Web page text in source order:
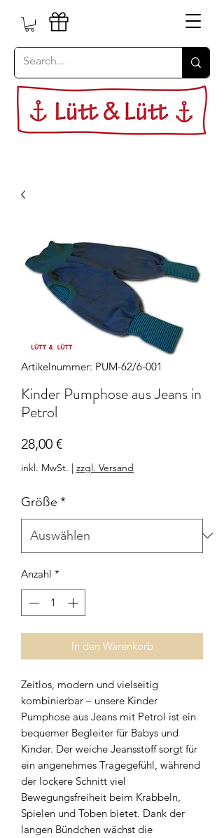
Artikelnummer: PUM-62/6-001
Kinder Pumphose aus Jeans in
Petrol
28,00 €Preis
inkl. MwSt. | zzgl. Versand
Größe *
Anzahl *
In den Warenkorb
Zeitlos, modern und vielseitig
kombinierbar – unsere Kinder
Pumphose aus Jeans mit Petrol ist ein
bequemer Begleiter für Babys und
Kinder. Der weiche Jeansstoff sorgt für
ein angenehmes Tragegefühl, während
der lockere Schnitt viel
Bewegungsfreiheit beim Krabbeln,
Spielen und Toben bietet. Dank der
langen Bündchen wächst die